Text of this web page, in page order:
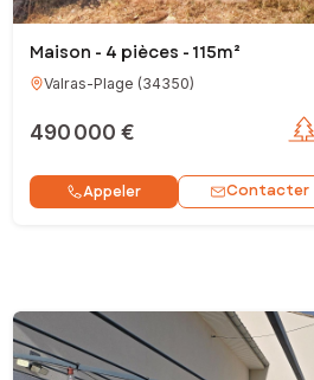
Maison - 4 pièces - 115m²
Valras-Plage (34350)
490 000 €
Appeler Contacter